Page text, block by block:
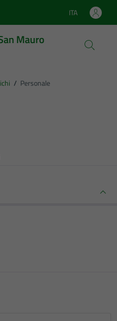
Lingua attiva:
ITA
Mauro
/ Personale